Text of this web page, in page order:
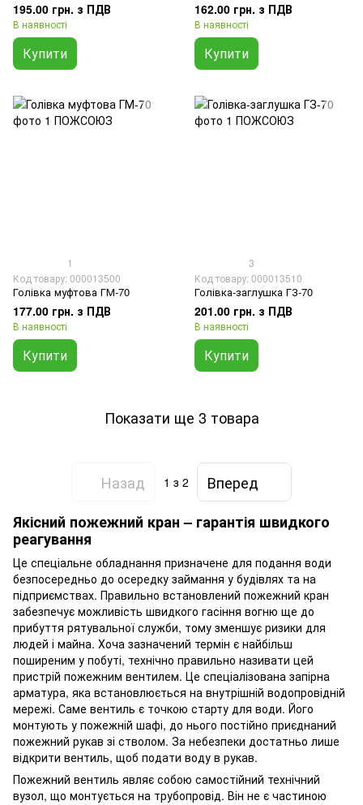
195.00 грн. з ПДВ
В наявності
Купити
162.00 грн. з ПДВ
В наявності
Купити
1
Код товару: 000013500
Голівка муфтова ГМ-70
177.00 грн. з ПДВ
В наявності
Купити
3
Код товару: 000013510
Голівка-заглушка ГЗ-70
201.00 грн. з ПДВ
В наявності
Купити
Показати ще 3 товара
Назад 1 з 2
Вперед
Якісний пожежний кран – гарантія швидкого
реагування
Це спеціальне обладнання призначене для подання води
безпосередньо до осередку займання у будівлях та на
підприємствах. Правильно встановлений пожежний кран
забезпечує можливість швидкого гасіння вогню ще до
прибуття рятувальної служби, тому зменшує ризики для
людей і майна. Хоча зазначений термін є найбільш
поширеним у побуті, технічно правильно називати цей
пристрій пожежним вентилем. Це спеціалізована запірна
арматура, яка встановлюється на внутрішній водопровідній
мережі. Саме вентиль є точкою старту для води. Його
монтують у пожежній шафі, до нього постійно приєднаний
пожежний рукав зі стволом. За небезпеки достатньо лише
відкрити вентиль, щоб подати воду в рукав.
Пожежний вентиль являє собою самостійний технічний
вузол, що монтується на трубопровід. Він не є частиною